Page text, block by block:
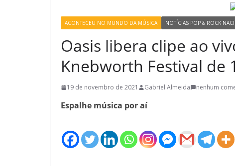
ACONTECEU NO MUNDO DA MÚSICA NOTÍCIAS POP & ROCK
Oasis libera clipe ao
Knebworth Festival de
19 de novembro de 2021 Gabriel Almeida nenhum
Espalhe música por aí